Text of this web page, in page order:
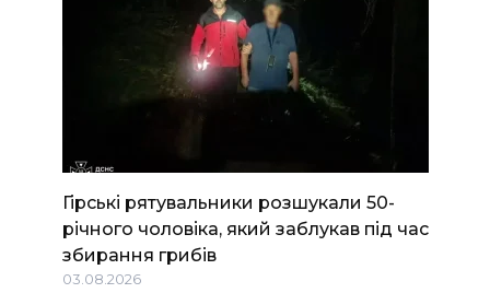
Гірські рятувальники розшукали 50-
річного чоловіка, який заблукав під час
збирання грибів
03.08.2026